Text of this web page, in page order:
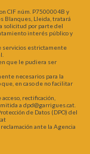
CIF núm. P7500004B y
Blanques, Lleida, tratará
solicitud por parte del
interés público y
servicios estrictamente
que le pudiera ser
necesarios para la
en caso de no facilitar
rectificación,
a dpd@garrigues.cat.
de Datos (DPO) del
ante la Agencia